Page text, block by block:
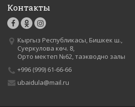
Контакты
Кыргыз Республикасы, Бишкек ш.,
Суеркулова көч. 8,
Орто мектеп №62, таэкводно залы
+996 (999) 61-66-66
ubaidula@mail.ru